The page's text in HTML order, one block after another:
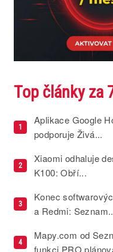
Top články za
1
Aplikace Google
podporuje Živá...
2
Xiaomi odhaluje
K100: Obří...
3
Konec
a Redmi:
4
Mapy.com od
funkci PRO